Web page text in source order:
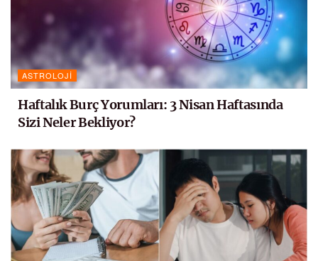
ASTROLOJI
Haftalık Burç Yorumları: 3 Nisan Haftasında
Sizi Neler Bekliyor?